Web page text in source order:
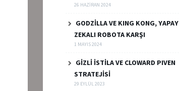
26 HAZIRAN 2024
GODZİLLA VE KING KONG, YAPAY
ZEKALI ROBOTA KARŞI
1 MAYIS 2024
GİZLİ İSTİLA VE CLOWARD PIVEN
STRATEJİSİ
29 EYLÜL 2023